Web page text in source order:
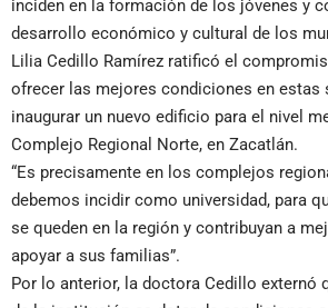
inciden en la formación de los jóvenes y
desarrollo económico y cultural de los
Lilia Cedillo Ramírez ratificó el
ofrecer las mejores condiciones en estas
inaugurar un nuevo edificio para el nivel
Complejo Regional Norte, en Zacatlán.
“Es precisamente en los complejos
debemos incidir como universidad, para
se queden en la región y contribuyan a
apoyar a sus familias”.
Por lo anterior, la doctora Cedillo externó